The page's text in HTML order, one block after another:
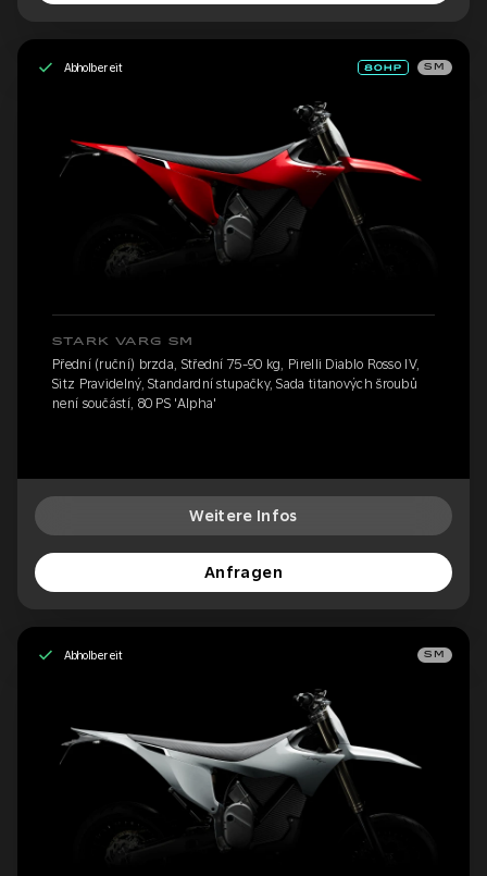
Abholbereit SM
STARK VARG SM
Přední (ruční) brzda, Střední 75-90 kg, Pirelli Diablo Rosso IV,
Sitz Pravidelný, Standardní stupačky, Sada titanových šroubů
není součástí, 80 PS 'Alpha'
Weitere Infos
Anfragen
Abholbereit SM